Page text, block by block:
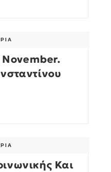
Και